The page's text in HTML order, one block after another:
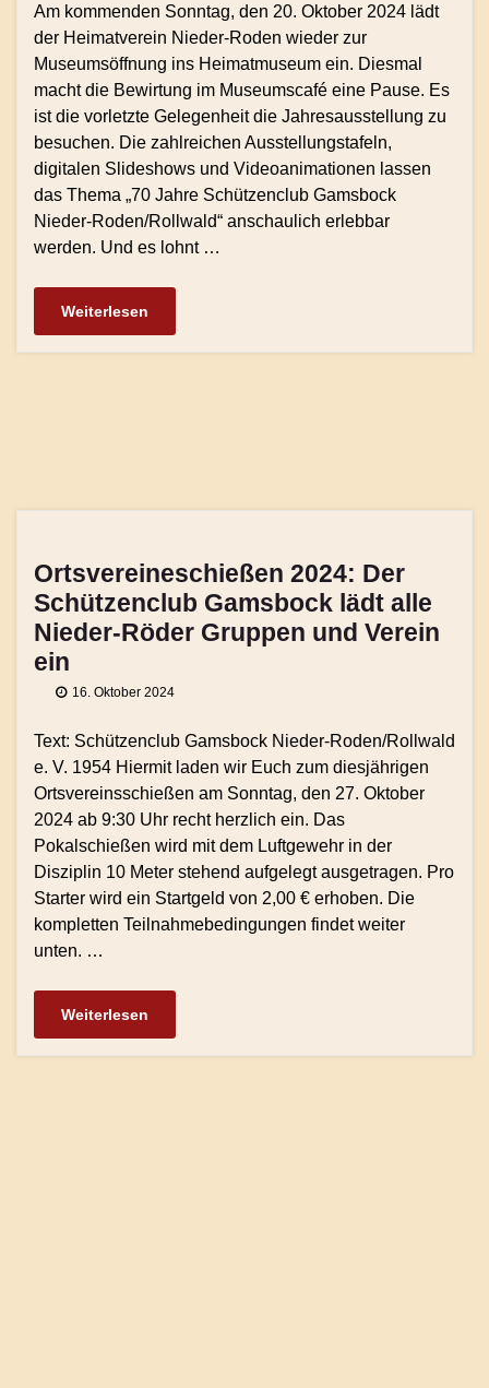
Am kommenden Sonntag, den 20. Oktober 2024 lädt
der Heimatverein Nieder-Roden wieder zur
Museumsöffnung ins Heimatmuseum ein. Diesmal
macht die Bewirtung im Museumscafé eine Pause. Es
ist die vorletzte Gelegenheit die Jahresausstellung zu
besuchen. Die zahlreichen Ausstellungstafeln,
digitalen Slideshows und Videoanimationen lassen
das Thema „70 Jahre Schützenclub Gamsbock
Nieder-Roden/Rollwald“ anschaulich erlebbar
werden. Und es lohnt …
Weiterlesen
Ortsvereineschießen 2024: Der
Schützenclub Gamsbock lädt alle
Nieder-Röder Gruppen und Verein
ein
16. Oktober 2024
Text: Schützenclub Gamsbock Nieder-Roden/Rollwald
e. V. 1954 Hiermit laden wir Euch zum diesjährigen
Ortsvereinsschießen am Sonntag, den 27. Oktober
2024 ab 9:30 Uhr recht herzlich ein. Das
Pokalschießen wird mit dem Luftgewehr in der
Disziplin 10 Meter stehend aufgelegt ausgetragen. Pro
Starter wird ein Startgeld von 2,00 € erhoben. Die
kompletten Teilnahmebedingungen findet weiter
unten. …
Weiterlesen